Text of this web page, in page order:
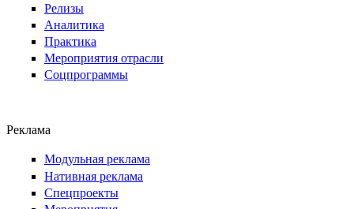
Релизы
Аналитика
Практика
Мероприятия отрасли
Соцпрограммы
Реклама
Модульная реклама
Нативная реклама
Спецпроекты